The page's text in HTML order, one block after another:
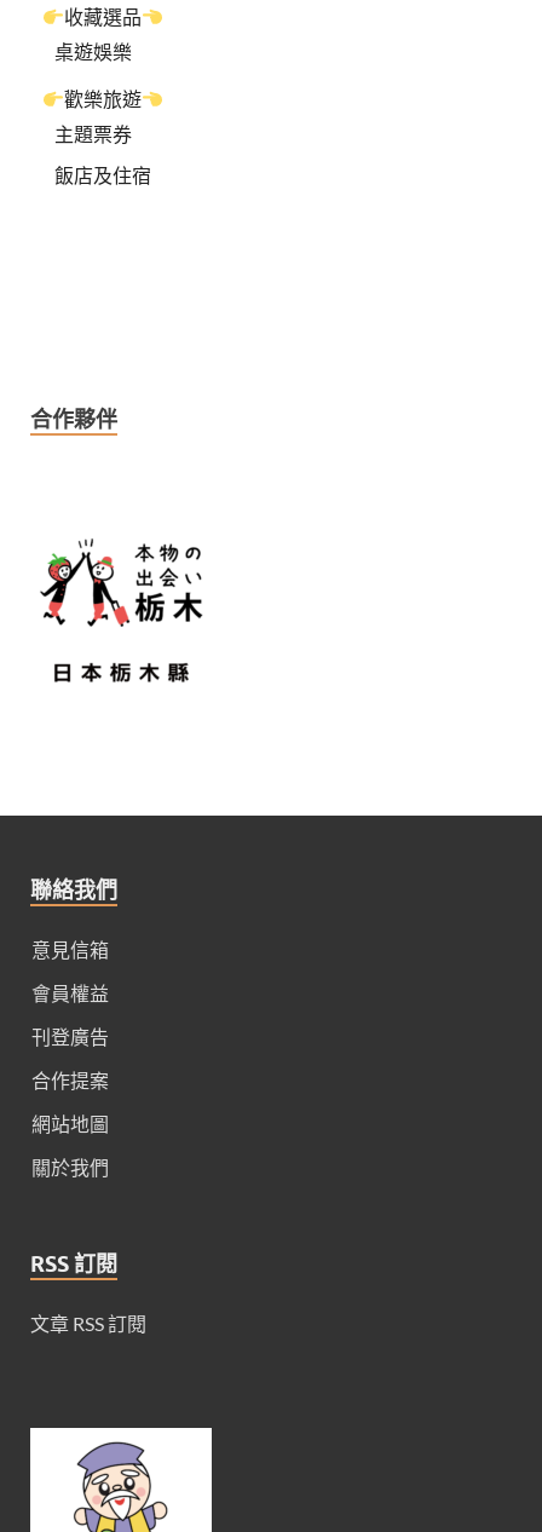
收藏選品
桌遊娛樂
歡樂旅遊
主題票券
飯店及住宿
合作夥伴
聯絡我們
意見信箱
會員權益
刊登廣告
合作提案
網站地圖
關於我們
RSS 訂閱
文章 RSS 訂閱